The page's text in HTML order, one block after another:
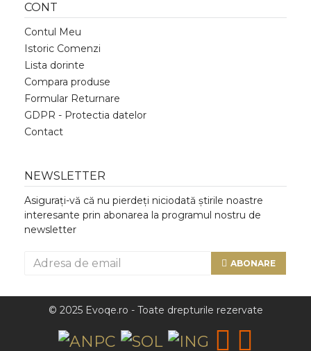
CONT
Contul Meu
Istoric Comenzi
Lista dorinte
Compara produse
Formular Returnare
GDPR - Protectia datelor
Contact
NEWSLETTER
Asigurați-vă că nu pierdeți niciodată știrile noastre
interesante prin abonarea la programul nostru de
newsletter
ABONARE
© 2025 Evoqe.ro - Toate drepturile rezervate